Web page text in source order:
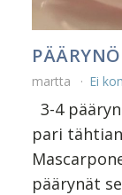
martta Ei
3-4
pari
päärynät